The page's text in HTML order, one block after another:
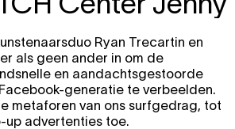
Ryan Trecartin en
als geen ander in om de
en aandachtsgestoorde
generatie te verbeelden.
metaforen van ons surfgedrag, tot
up advertenties toe.